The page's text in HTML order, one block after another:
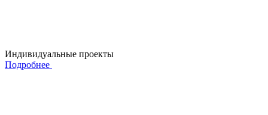
Индивидуальные проекты
Подробнее